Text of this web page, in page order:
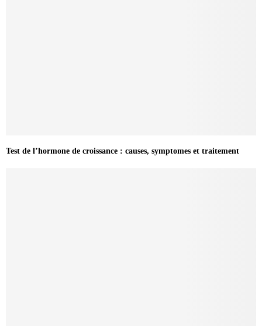
Test de l’hormone de croissance : causes, symptomes et traitement